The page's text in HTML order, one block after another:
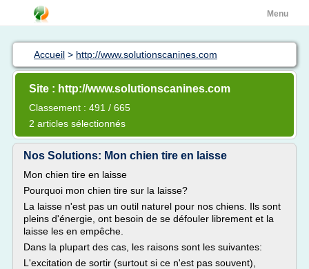
Menu
Accueil > http://www.solutionscanines.com
Site : http://www.solutionscanines.com
Classement : 491 / 665
2 articles sélectionnés
Nos Solutions: Mon chien tire en laisse
Mon chien tire en laisse
Pourquoi mon chien tire sur la laisse?
La laisse n'est pas un outil naturel pour nos chiens. Ils sont
pleins d'énergie, ont besoin de se défouler librement et la
laisse les en empêche.
Dans la plupart des cas, les raisons sont les suivantes:
L'excitation de sortir (surtout si ce n'est pas souvent),